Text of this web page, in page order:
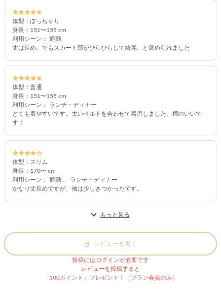
★★★★★
体型：ぽっちゃり
身長：151〜155 cm
利用シーン： 通勤
丈は長め。でもスカート部がひらひらして綺麗、と褒められました
★★★★★
体型：普通
身長：151〜155 cm
利用シーン： ランチ・ディナー
とても着やすいです。太いベルトを合わせて着用しました。柄のいいで
す！
★★★★☆
体型：スリム
身長：170〜 cm
利用シーン： 通勤 、 ランチ・ディナー
かなり丈長めですが、袖は少しきつかったです。
もっと見る
レビューを書く
投稿にはログインが必要です
レビューを投稿すると
「100ポイント」プレゼント！（プラン会員のみ）